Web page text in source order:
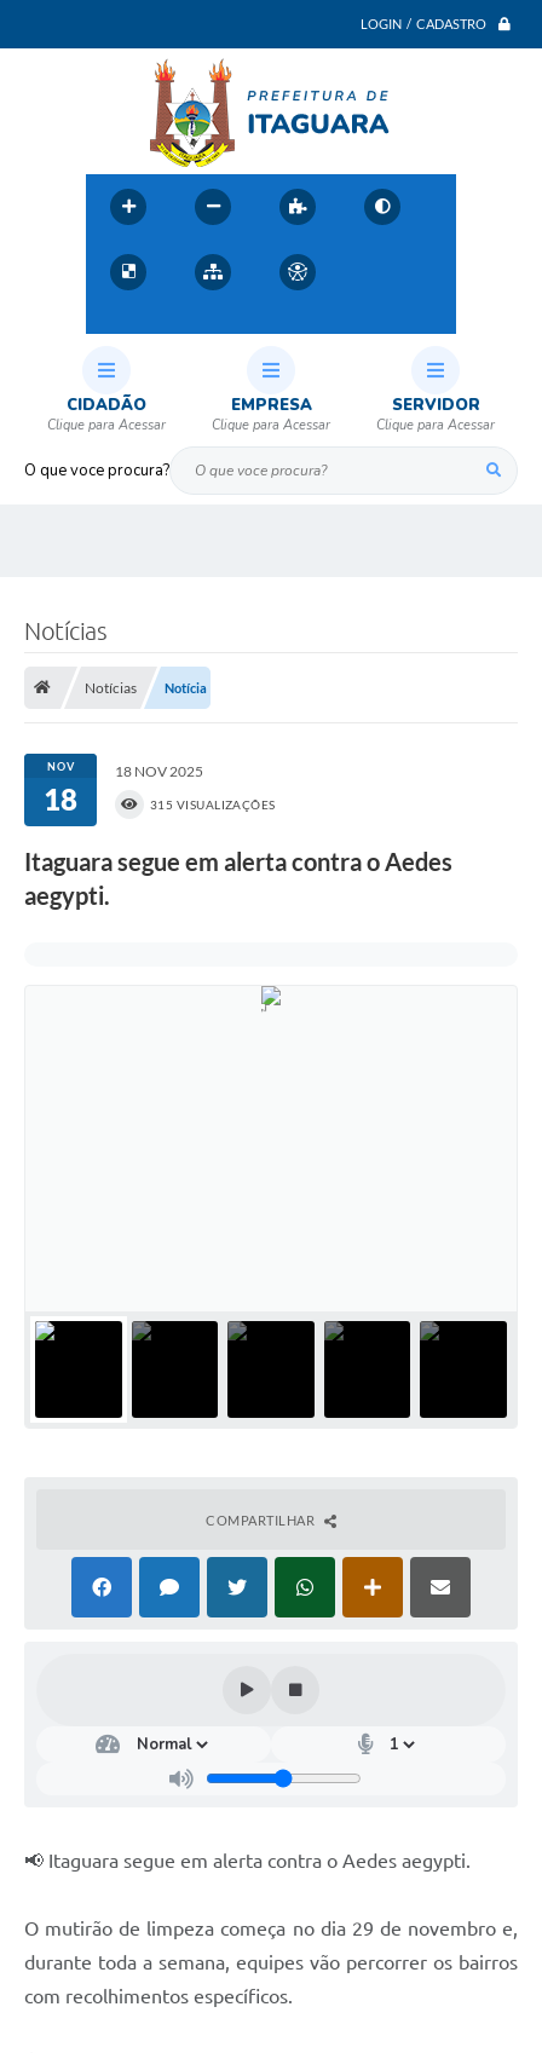
LOGIN / CADASTRO
O que voce procura?
CIDADÃO EMPRESA SERVIDOR
Notícias
Notícias Notícia
NOV
18
18 NOV 2025
315 VISUALIZAÇÕES
Itaguara segue em alerta contra o Aedes
aegypti.
COMPARTILHAR
📢 Itaguara segue em alerta contra o Aedes aegypti.
O mutirão de limpeza começa no dia 29 de novembro e,
durante toda a semana, equipes vão percorrer os bairros
com recolhimentos específicos.